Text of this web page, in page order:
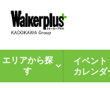
エリアから探
す
イベント
カレンダ